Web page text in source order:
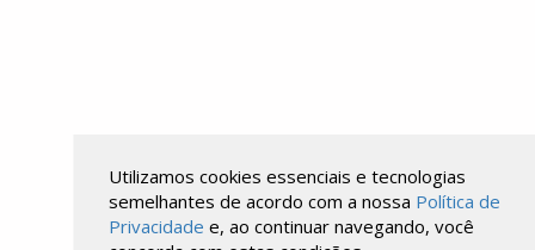
Utilizamos cookies essenciais e tecnologias
semelhantes de acordo com a nossa Política de
Privacidade e, ao continuar navegando, você